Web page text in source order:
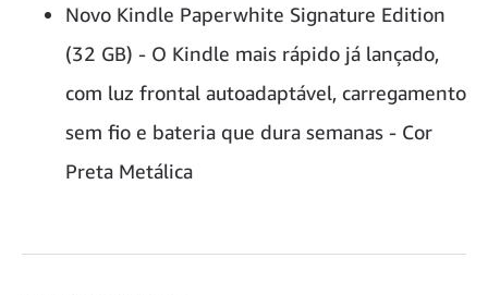
Novo Kindle Paperwhite Signature Edition
(32 GB) - O Kindle mais rápido já lançado,
com luz frontal autoadaptável, carregamento
sem fio e bateria que dura semanas - Cor
Preta Metálica